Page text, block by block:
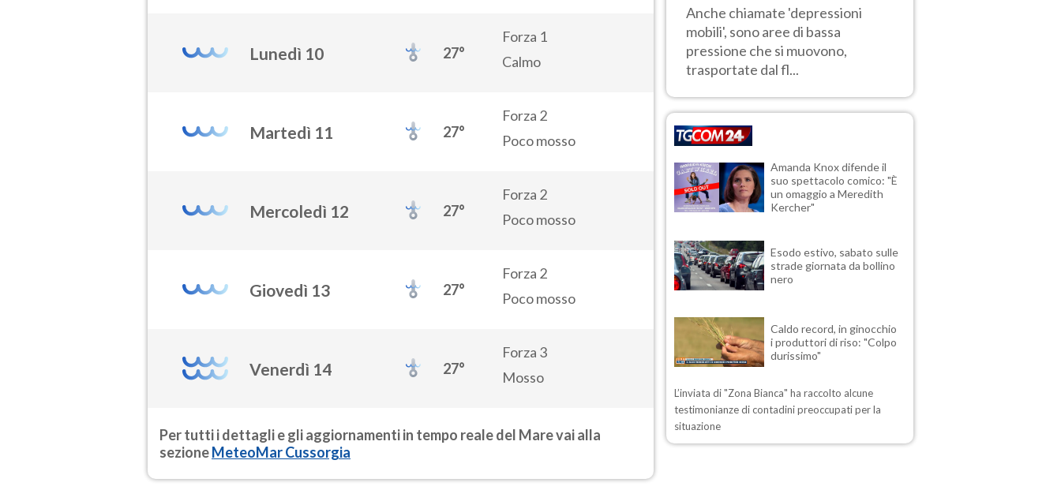
Lunedì 10 27°
Forza 1
Calmo
Martedì 11 27°
Forza 2
Poco mosso
Mercoledì 12 27°
Forza 2
Poco mosso
Giovedì 13 27°
Forza 2
Poco mosso
Venerdì 14 27°
Forza 3
Mosso
Per tutti i dettagli e gli aggiornamenti in tempo reale del Mare vai alla
sezioneMeteoMar Cussorgia
Anche chiamate 'depressioni
mobili', sono aree di bassa
pressione che si muovono,
trasportate dal fl...
Amanda Knox difende il
suo spettacolo comico: "È
un omaggio a Meredith
Kercher"
Esodo estivo, sabato sulle
strade giornata da bollino
nero
Caldo record, in ginocchio
i produttori di riso: "Colpo
durissimo"
L’inviata di "Zona Bianca" ha raccolto alcune
testimonianze di contadini preoccupati per la
situazione